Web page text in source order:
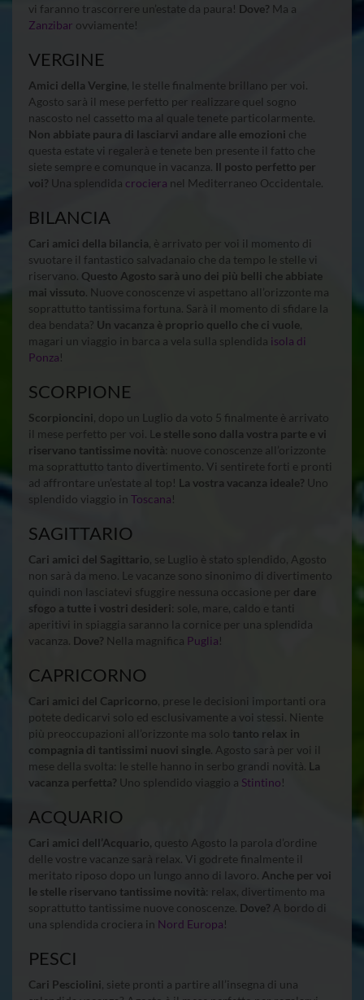
vi faranno trascorrere un’estate da paura! Dove? Ma a
Zanzibar ovviamente!
VERGINE
Amici della Vergine, le stelle finalmente brillano per voi.
Agosto sarà il mese perfetto per realizzare quel sogno
nascosto nel cassetto ma al quale tenete particolarmente.
Non abbiate paura di lasciarvi andare alle emozioni che
questa estate vi regalerà e tenete ben presente il fatto che
siete sempre e comunque in vacanza. Il posto perfetto per
voi? Una splendida crociera nel Mediterraneo Occidentale.
BILANCIA
Cari amici della bilancia , è arrivato per voi il momento di
svuotare il fantastico salvadanaio che da tempo le stelle vi
riservano. Questo Agosto sarà uno dei più belli che abbiate
mai vissuto . Nuove conoscenze vi aspettano all’orizzonte ma
soprattutto tantissima fortuna. Sarà il momento di sfidare la
dea bendata? Un vacanza è proprio quello che ci vuole
magari un viaggio in barca a vela sulla splendida isola di
Ponza!
SCORPIONE
Scorpioncini , dopo un Luglio da voto 5 finalmente è arrivato
il mese perfetto per voi. L e stelle sono dalla vostra parte e vi
riservano tantissime novità: nuove conoscenze all’orizzonte
ma soprattutto tanto divertimento. Vi sentirete forti e pronti
ad affrontare un’estate al top! La vostra vacanza ideale? Uno
splendido viaggio in Toscana!
SAGITTARIO
Cari amici del Sagittario , se Luglio è stato splendido, Agosto
non sarà da meno. Le vacanze sono sinonimo di divertimento
quindi non lasciatevi sfuggire nessuna occasione per dare
sfogo a tutte i vostri desideri: sole, mare, caldo e tanti
aperitivi in spiaggia saranno la cornice per una splendida
vacanza. Dove? Nella magnifica Puglia!
CAPRICORNO
Cari amici del Capricorno , prese le decisioni importanti ora
potete dedicarvi solo ed esclusivamente a voi stessi. Niente
più preoccupazioni all’orizzonte ma solo tanto relax in
compagnia di tantissimi nuovi single . Agosto sarà per voi il
mese della svolta: le stelle hanno in serbo grandi novità. La
vacanza perfetta? Uno splendido viaggio a Stintino!
ACQUARIO
Cari amici dell’Acquario, questo Agosto la parola d’ordine
delle vostre vacanze sarà relax. Vi godrete finalmente il
meritato riposo dopo un lungo anno di lavoro. Anche per voi
le stelle riservano tantissime novità: relax, divertimento ma
soprattutto tantissime nuove conoscenze. Dove? A bordo di
una splendida crociera in Nord Europa!
PESCI
Cari Pesciolini, siete pronti a partire all’insegna di una